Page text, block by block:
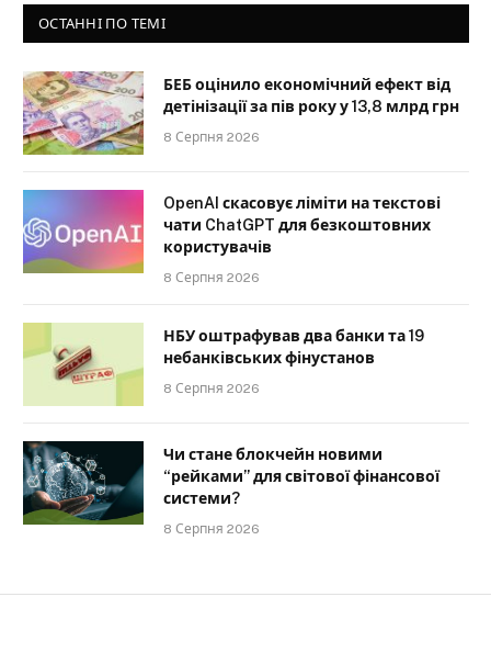
ОСТАННІ ПО ТЕМІ
БЕБ оцінило економічний ефект від
детінізації за пів року у 13,8 млрд грн
8 Серпня 2026
OpenAI скасовує ліміти на текстові
чати ChatGPT для безкоштовних
користувачів
8 Серпня 2026
НБУ оштрафував два банки та 19
небанківських фінустанов
8 Серпня 2026
Чи стане блокчейн новими
“рейками” для світової фінансової
системи?
8 Серпня 2026